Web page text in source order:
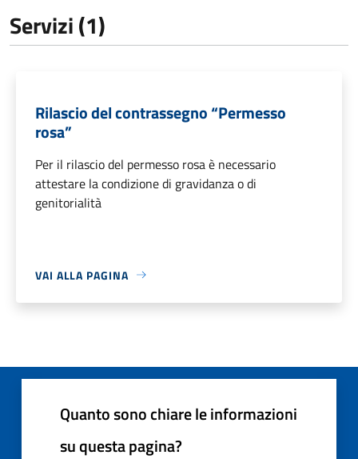
Servizi (1)
Rilascio del contrassegno “Permesso
rosa”
Per il rilascio del permesso rosa è necessario
attestare la condizione di gravidanza o di
genitorialità
VAI ALLA PAGINA
Quanto sono chiare le informazioni
su questa pagina?